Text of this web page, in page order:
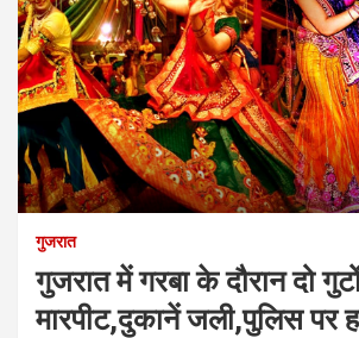
गुजरात
गुजरात में गरबा के दौरान दो
मारपीट,दुकानें जली,पुलिस पर